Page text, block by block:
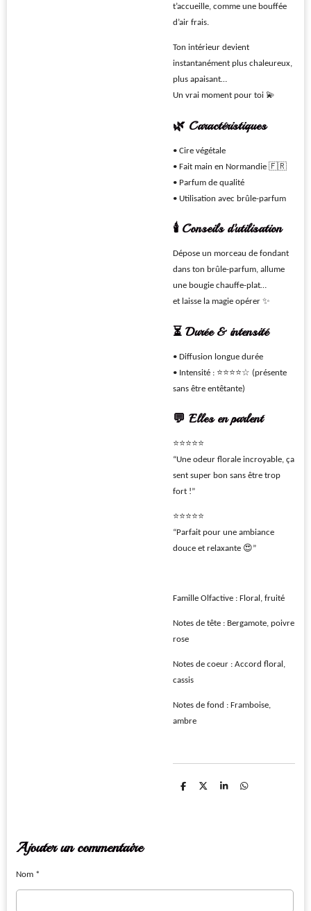
t’accueille, comme une bouffée
d’air frais.
Ton intérieur devient
instantanément plus chaleureux,
plus apaisant…
Un vrai moment pour toi 💫
🌿 Caractéristiques
• Cire végétale
• Fait main en Normandie 🇫🇷
• Parfum de qualité
• Utilisation avec brûle-parfum
🕯️ Conseils d’utilisation
Dépose un morceau de fondant
dans ton brûle-parfum, allume
une bougie chauffe-plat…
et laisse la magie opérer ✨
⏳ Durée & intensité
• Diffusion longue durée
• Intensité : ⭐⭐⭐⭐☆ (présente
sans être entêtante)
💬 Elles en parlent
⭐⭐⭐⭐⭐
“Une odeur florale incroyable, ça
sent super bon sans être trop
fort !”
⭐⭐⭐⭐⭐
“Parfait pour une ambiance
douce et relaxante 😍”
Famille Olfactive : Floral, fruité
Notes de tête : Bergamote, poivre
rose
Notes de coeur : Accord floral,
cassis
Notes de fond : Framboise,
ambre
P
P
P
P
Ajouter un commentaire
Nom *